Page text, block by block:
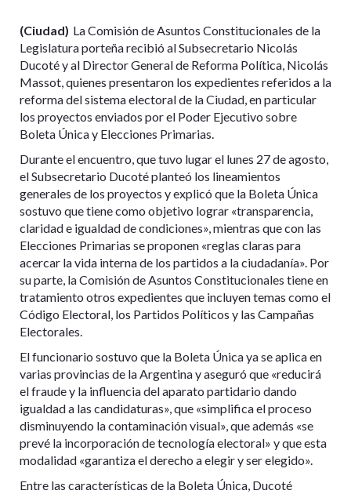
(Ciudad) La Comisión de Asuntos Constitucionales de la
Legislatura porteña recibió al Subsecretario Nicolás
Ducoté y al Director General de Reforma Política, Nicolás
Massot, quienes presentaron los expedientes referidos a la
reforma del sistema electoral de la Ciudad, en particular
los proyectos enviados por el Poder Ejecutivo sobre
Boleta Única y Elecciones Primarias.
Durante el encuentro, que tuvo lugar el lunes 27 de agosto,
el Subsecretario Ducoté planteó los lineamientos
generales de los proyectos y explicó que la Boleta Única
sostuvo que tiene como objetivo lograr «transparencia,
claridad e igualdad de condiciones», mientras que con las
Elecciones Primarias se proponen «reglas claras para
acercar la vida interna de los partidos a la ciudadanía». Por
su parte, la Comisión de Asuntos Constitucionales tiene en
tratamiento otros expedientes que incluyen temas como el
Código Electoral, los Partidos Políticos y las Campañas
Electorales.
El funcionario sostuvo que la Boleta Única ya se aplica en
varias provincias de la Argentina y aseguró que «reducirá
el fraude y la influencia del aparato partidario dando
igualdad a las candidaturas», que «simplifica el proceso
disminuyendo la contaminación visual», que además «se
prevé la incorporación de tecnología electoral» y que esta
modalidad «garantiza el derecho a elegir y ser elegido».
Entre las características de la Boleta Única, Ducoté